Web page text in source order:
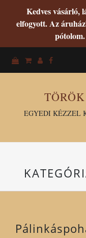
Kedves vásárló,
elfogyott. Az
EGYEDI KÉZZEL